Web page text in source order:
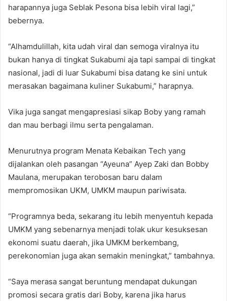
harapannya juga Seblak Pesona bisa lebih viral lagi,”
bebernya.
“Alhamdulillah, kita udah viral dan semoga viralnya itu
bukan hanya di tingkat Sukabumi aja tapi sampai di tingkat
nasional, jadi di luar Sukabumi bisa datang ke sini untuk
merasakan bagaimana kuliner Sukabumi,” harapnya.
Vika juga sangat mengapresiasi sikap Boby yang ramah
dan mau berbagi ilmu serta pengalaman.
Menurutnya program Menata Kebaikan Tech yang
dijalankan oleh pasangan “Ayeuna” Ayep Zaki dan Bobby
Maulana, merupakan terobosan baru dalam
mempromosikan UKM, UMKM maupun pariwisata.
“Programnya beda, sekarang itu lebih menyentuh kepada
UMKM yang sebenarnya menjadi tolak ukur kesuksesan
ekonomi suatu daerah, jika UMKM berkembang,
perekonomian juga akan semakin meningkat,” tambahnya.
“Saya merasa sangat beruntung mendapat dukungan
promosi secara gratis dari Boby, karena jika harus